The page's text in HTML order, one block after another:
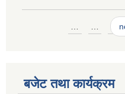
बजेट तथा कार्यक्रम